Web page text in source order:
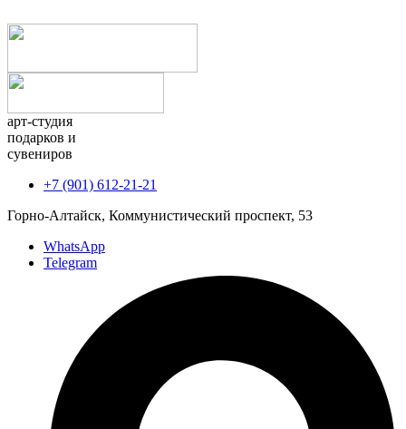
арт-студия
подарков и
сувениров
+7 (901) 612-21-21
Горно-Алтайск, Коммунистический проспект, 53
WhatsApp
Telegram